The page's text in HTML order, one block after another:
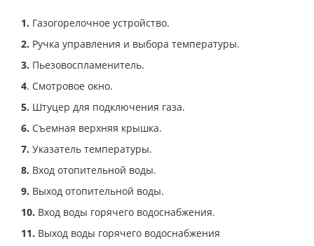
1. Газогорелочное устройство.
2. Ручка управления и выбора температуры.
3. Пьезовоспламенитель.
4. Смотровое окно.
5. Штуцер для подключения газа.
6. Съемная верхняя крышка.
7. Указатель температуры.
8. Вход отопительной воды.
9. Выход отопительной воды.
10. Вход воды горячего водоснабжения.
11. Выход воды горячего водоснабжения